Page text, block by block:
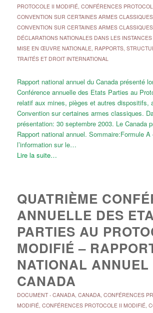
PROTOCOLE II MODIFIÉ, CONFÉRENCES
CONVENTION SUR CERTAINES ARMES
CONVENTION SUR CERTAINES ARMES
DÉCLARATIONS NATIONALES DANS LES
MISE EN ŒUVRE NATIONALE, RAPPORTS,
TRAITÉS ET DROIT INTERNATIONAL
Rapport national annuel du Canada présenté
Conférence annuelle des Etats Parties au
relatif aux mines, pièges et autres dispositifs,
Convention sur certaines armes classiques.
présentation: 30 septembre 2003. Le Canada
Rapport national annuel. Sommaire:Formule A
l’information sur le…
Lire la suite…
QUATRIÈME
ANNUELLE DES
PARTIES AU
MODIFIÉ –
NATIONAL ANNUEL
CANADA
DOCUMENT- CANADA, CANADA, CONFÉRENCES
MODIFIÉ, CONFÉRENCES PROTOCOLE II MODIFIÉ,